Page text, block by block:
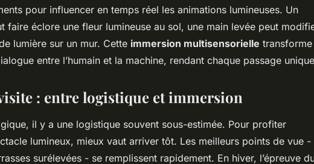
pour influencer en temps réel les animations lumineuses. Un
faire éclore une fleur lumineuse au sol, une main levée peut
lumière sur un mur. Cette immersion multisensorielle transforme
entre l’humain et la machine, rendant chaque passage
: entre logistique et immersion
il y a une logistique souvent sous-estimée. Pour profiter
lumineux, mieux vaut arriver tôt. Les meilleurs points de vue -
surélevées - se remplissent rapidement. En hiver, l’épreuve